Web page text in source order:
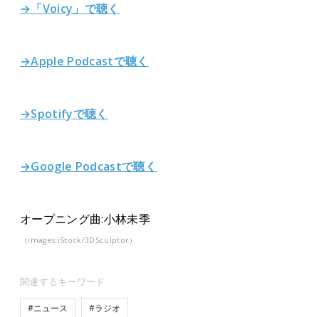
→「Voicy」で聴く
→Apple Podcastで聴く
→Spotifyで聴く
→Google Podcastで聴く
オープニング曲:小林未季
（images:iStock/3DSculptor）
関連するキーワード
#ニュース #ラジオ